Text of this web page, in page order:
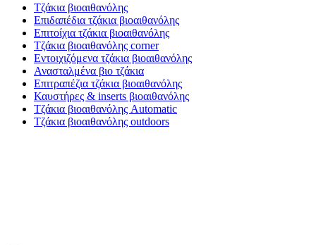
Τζάκια βιοαιθανόλης
Επιδαπέδια τζάκια βιοαιθανόλης
Επιτοίχια τζάκια βιοαιθανόλης
Τζάκια βιοαιθανόλης corner
Εντοιχιζόμενα τζάκια βιοαιθανόλης
Ανασταλμένα βιο τζάκια
Επιτραπέζια τζάκια βιοαιθανόλης
Καυστήρες & inserts βιοαιθανόλης
Τζάκια βιοαιθανόλης Automatic
Τζάκια βιοαιθανόλης outdoors